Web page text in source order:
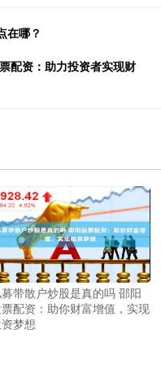
在哪？
配资：助力投资者实现财
带散户炒股是真的吗 邵阳
配资：助你财富增值，实现
梦想